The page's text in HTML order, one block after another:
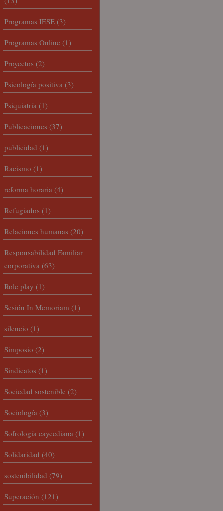
Programas IESE (3)
Programas Online (1)
Proyectos (2)
Psicología positiva (3)
Psiquiatría (1)
Publicaciones (37)
publicidad (1)
Racismo (1)
reforma horaria (4)
Refugiados (1)
Relaciones humanas (20)
Responsabilidad Familiar
corporativa (63)
Role play (1)
Sesión In Memoriam (1)
silencio (1)
Simposio (2)
Sindicatos (1)
Sociedad sostenible (2)
Sociología (3)
Sofrología caycediana (1)
Solidaridad (40)
sostenibilidad (79)
Superación (121)